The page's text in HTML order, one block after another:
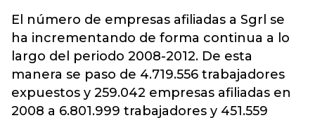
El número de empresas afiliadas a Sgrl se
ha incrementando de forma continua a lo
largo del periodo 2008-2012. De esta
manera se paso de 4.719.556 trabajadores
expuestos y 259.042 empresas afiliadas en
2008 a 6.801.999 trabajadores y 451.559